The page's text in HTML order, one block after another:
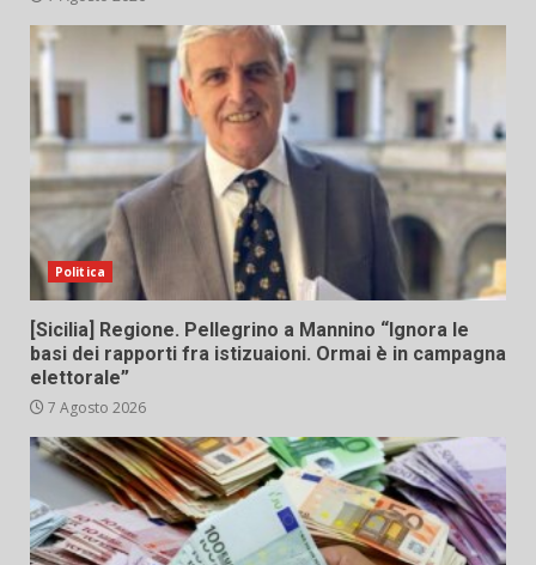
Politica
[Sicilia] Regione. Pellegrino a Mannino “Ignora le
basi dei rapporti fra istizuaioni. Ormai è in campagna
elettorale”
7 Agosto 2026